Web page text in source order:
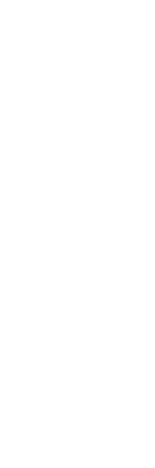
bei der Auswahl der
Smooth